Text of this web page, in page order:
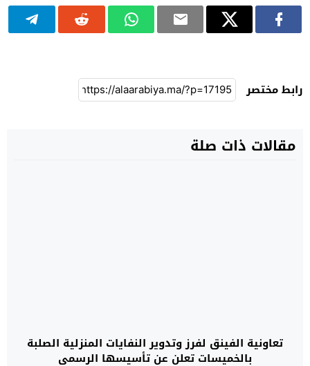
رابط مختصر
مقالات ذات صلة
تعاونية الفينق لفرز وتدوير النفايات المنزلية الصلبة
بالخميسات تعلن عن تأسيسها الرسمي